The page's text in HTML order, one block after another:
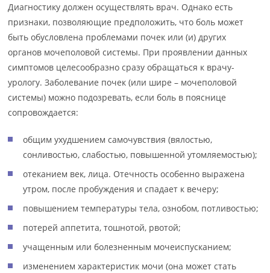
Диагностику должен осуществлять врач. Однако есть
признаки, позволяющие предположить, что боль может
быть обусловлена проблемами почек или (и) других
органов мочеполовой системы. При проявлении данных
симптомов целесообразно сразу обращаться к врачу-
урологу. Заболевание почек (или шире – мочеполовой
системы) можно подозревать, если боль в пояснице
сопровождается:
общим ухудшением самочувствия (вялостью,
сонливостью, слабостью, повышенной утомляемостью);
отеканием век, лица. Отечность особенно выражена
утром, после пробуждения и спадает к вечеру;
повышением температуры тела, ознобом, потливостью;
потерей аппетита, тошнотой, рвотой;
учащенным или болезненным мочеиспусканием;
изменением характеристик мочи (она может стать